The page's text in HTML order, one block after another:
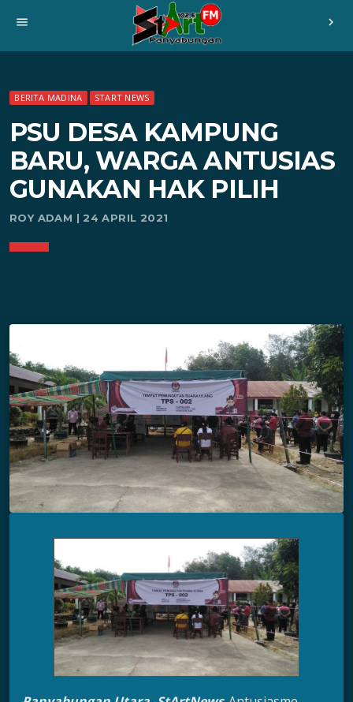
menu chevron_right
BERITA MADINA START NEWS
PSU DESA KAMPUNG
BARU, WARGA ANTUSIAS
GUNAKAN HAK PILIH
ROY ADAM | 24 APRIL 2021